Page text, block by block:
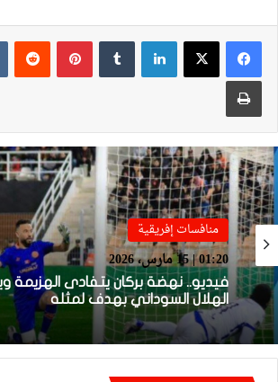
لينكدإن بينتيريست
طباعة
منافسات إفريقية
01:20 | 15 مارس، 2026
محترفون
22:01 | 14 مارس، 2026
مانشستر يونايتد يستعيد مزراوي في
مواجهة أستون فيلا